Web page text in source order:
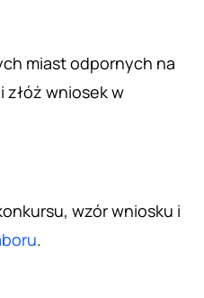
miast odpornych na
wniosek w
wzór wniosku i
.